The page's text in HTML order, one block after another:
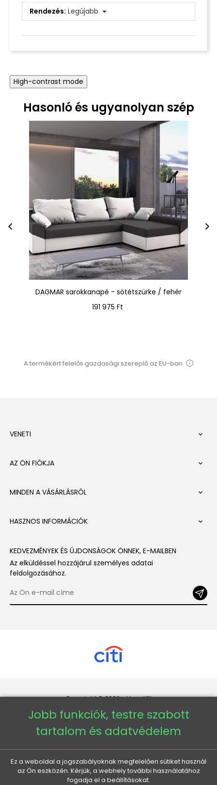
Rendezés: Legújabb
High-contrast mode
Hasonló és ugyanolyan szép
DAGMAR sarokkanapé - sötétszürke / fehér
Ár
191 975 Ft
A termékért felelős gazdasági szereplő az EU-ban
VENETI 
AZ ÖN FIÓKJA 
MINDEN A VÁSÁRLÁSRÓL 
HASZNOS INFORMÁCIÓK 
KEDVEZMÉNYEK ÉS ÚJDONSÁGOK ÖNNEK, E-MAILBEN
Az elküldéssel hozzájárul személyes adatai
feldolgozásához.
Copyright © 2026 - Veneti™
Veneti HU
Veneti CZ
Veneti DE
Jobb funkciók, testre szabott
tartalom és adatvédelem
Ez a weboldal a jogszabályoknak megfelelően sütiket használ
az Ön eszközén. Kérjük, a webhely további használatához
fogadja el a beállításokat.